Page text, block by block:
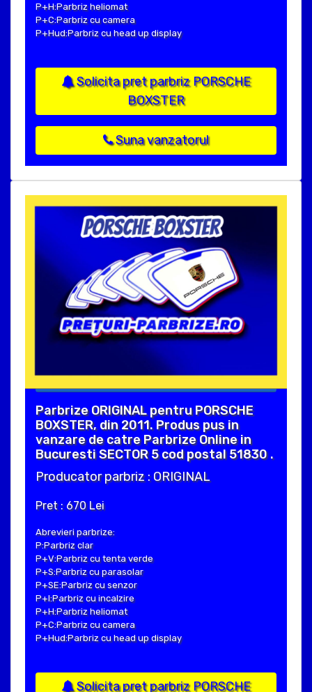
P+H:Parbriz heliomat
P+C:Parbriz cu camera
P+Hud:Parbriz cu head up display
Solicita pret parbriz PORSCHE
BOXSTER
Suna vanzatorul
Parbrize ORIGINAL pentru PORSCHE
BOXSTER, din 2011. Produs pus in
vanzare de catre Parbrize Online in
Bucuresti SECTOR 5 cod postal 51830 .
Producator parbriz : ORIGINAL
Pret : 670 Lei
Abrevieri parbrize:
P:Parbriz clar
P+V:Parbriz cu tenta verde
P+S:Parbriz cu parasolar
P+SE:Parbriz cu senzor
P+I:Parbriz cu incalzire
P+H:Parbriz heliomat
P+C:Parbriz cu camera
P+Hud:Parbriz cu head up display
Solicita pret parbriz PORSCHE